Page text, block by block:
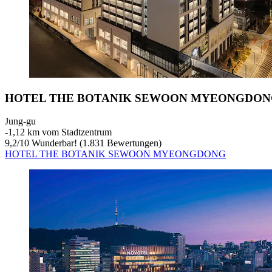
HOTEL THE BOTANIK SEWOON
Jung-gu
‐1,12 km vom Stadtzentrum
9,2/10 Wunderbar! (1.831 Bewertungen)
HOTEL THE BOTANIK SEWOON MYEONGDONG